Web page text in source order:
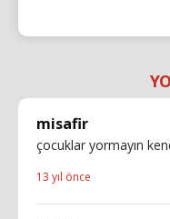
misafir
çocuklar yormayın
13 yıl önce